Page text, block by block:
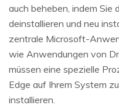
auch beheben, indem
deinstallieren und neu
zentrale Microsoft-
wie Anwendungen von
müssen eine spezielle
Edge auf Ihrem System
installieren.